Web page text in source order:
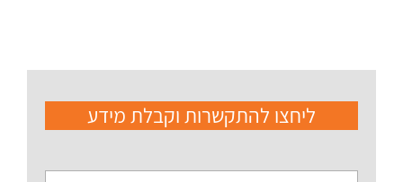
ליחצו להתקשרות וקבלת מידע